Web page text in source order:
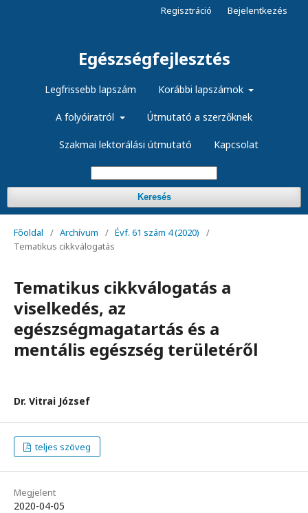
Egészségfejlesztés
Legfrissebb lapszám Korábbi lapszámok
A folyóiratról Útmutató a szerzőknek
Szakmai lektorálási útmutató Kapcsolat
Keresés
Regisztráció Bejelentkezés
Főoldal / Archívum / Évf. 61 szám 4 (2020)
/
Tematikus cikkválogatás
Tematikus cikkválogatás a
viselkedés, az
egészségmagatartás és a
mentális egészség területéről
Dr. Vitrai József
teljes szöveg
Megjelent
2020-04-05